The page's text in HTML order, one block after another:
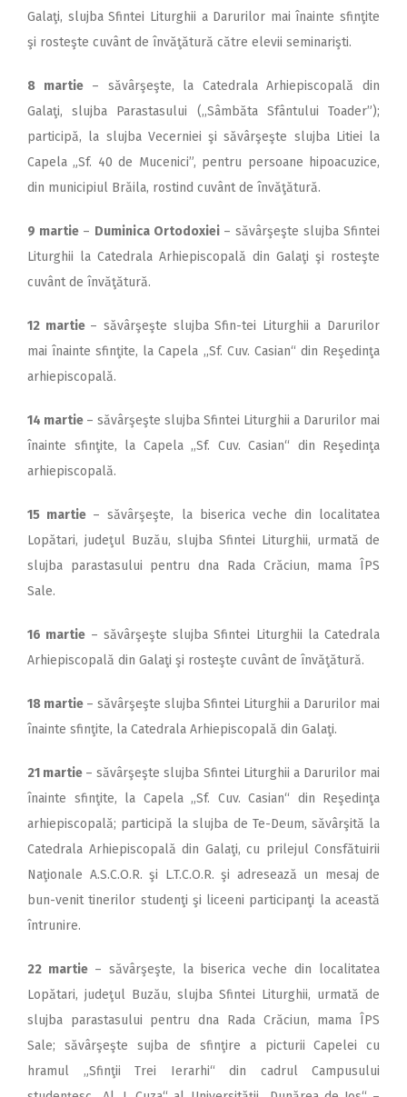
Galaţi, slujba Sfintei Liturghii a Darurilor mai înainte sfinţite
şi rosteşte cuvânt de învăţătură către elevii seminarişti.
8 martie– săvârşeşte, la Catedrala Arhiepiscopală din
Galaţi, slujba Parastasului (,,Sâmbăta Sfântului Toader”);
participă, la slujba Vecerniei şi săvârşeşte slujba Litiei la
Capela „Sf. 40 de Mucenici”, pentru persoane hipoacuzice,
din municipiul Brăila, rostind cuvânt de învăţătură.
9 martie – Duminica Ortodoxiei– săvârşeşte slujba Sfintei
Liturghii la Catedrala Arhiepiscopală din Galaţi şi rosteşte
cuvânt de învăţătură.
12 martie – săvârşeşte slujba Sfin-tei Liturghii a Darurilor
mai înainte sfinţite, la Capela ,,Sf. Cuv. Casian“ din Reşedinţa
arhiepiscopală.
14 martie – săvârşeşte slujba Sfintei Liturghii a Darurilor mai
înainte sfinţite, la Capela ,,Sf. Cuv. Casian“ din Reşedinţa
arhiepiscopală.
15 martie – săvârşeşte, la biserica veche din localitatea
Lopătari, judeţul Buzău, slujba Sfintei Liturghii, urmată de
slujba parastasului pentru dna Rada Crăciun, mama ÎPS
Sale.
16 martie – săvârşeşte slujba Sfintei Liturghii la Catedrala
Arhiepiscopală din Galaţi şi rosteşte cuvânt de învăţătură.
18 martie – săvârşeşte slujba Sfintei Liturghii a Darurilor mai
înainte sfinţite, la Catedrala Arhiepiscopală din Galaţi.
21 martie – săvârşeşte slujba Sfintei Liturghii a Darurilor mai
înainte sfinţite, la Capela ,,Sf. Cuv. Casian“ din Reşedinţa
arhiepiscopală; participă la slujba de Te-Deum, săvârşită la
Catedrala Arhiepiscopală din Galaţi, cu prilejul Consfătuirii
Naţionale A.S.C.O.R. şi L.T.C.O.R. şi adresează un mesaj de
bun-venit tinerilor studenţi şi liceeni participanţi la această
întrunire.
22 martie – săvârşeşte, la biserica veche din localitatea
Lopătari, judeţul Buzău, slujba Sfintei Liturghii, urmată de
slujba parastasului pentru dna Rada Crăciun, mama ÎPS
Sale; săvârşeşte sujba de sfinţire a picturii Capelei cu
hramul „Sfinţii Trei Ierarhi“ din cadrul Campusului